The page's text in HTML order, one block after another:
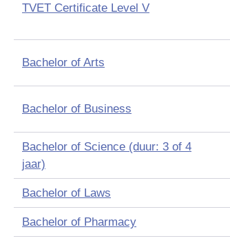
TVET Certificate Level V
Bachelor of Arts
Bachelor of Business
Bachelor of Science (duur: 3 of 4
jaar)
Bachelor of Laws
Bachelor of Pharmacy